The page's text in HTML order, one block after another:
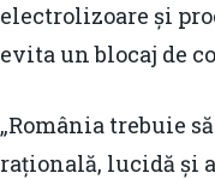
electrolizoare și
evita un blocaj de
„România trebuie
rațională, lucidă și